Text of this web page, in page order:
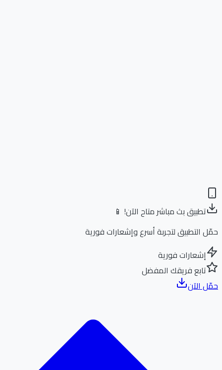
تطبيق بث مباشر متاح الآن! 📱
التطبيق لتجربة أسرع وإشعارات فورية
إشعارات فورية
تابع فريقك المفضل
الآن